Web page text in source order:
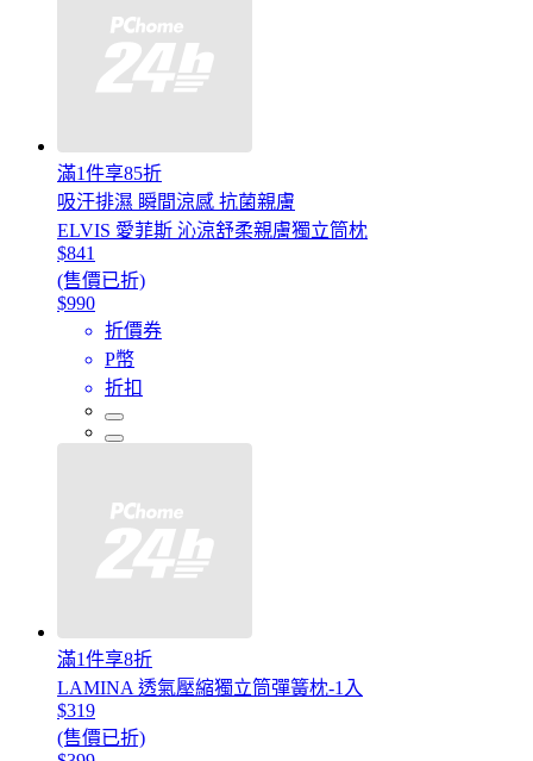
滿1件享85折
吸汗排濕 瞬間涼感 抗菌親膚
ELVIS 愛菲斯 沁涼舒柔親膚獨立筒枕
$841
(售價已折)
$990
折價券
P幣
折扣
滿1件享8折
LAMINA 透氣壓縮獨立筒彈簧枕-1入
$319
(售價已折)